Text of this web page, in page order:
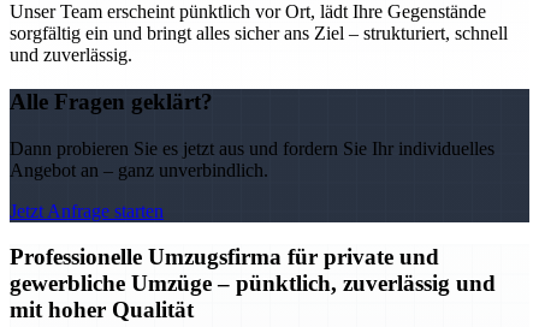
Unser Team erscheint pünktlich vor Ort, lädt Ihre Gegenstände
sorgfältig ein und bringt alles sicher ans Ziel – strukturiert, schnell
und zuverlässig.
Alle Fragen geklärt?
Dann probieren Sie es jetzt aus und fordern Sie Ihr individuelles
Angebot an – ganz unverbindlich.
Jetzt Anfrage starten
Professionelle Umzugsfirma für private und
gewerbliche Umzüge – pünktlich, zuverlässig und
mit hoher Qualität